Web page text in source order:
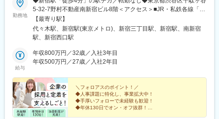
勤務地
5-32-7野村不動産南新宿ビル8階＜アクセス＞■JR・私鉄各線「新
宿駅」新南口より徒歩4分■東京メトロ各線「新宿三丁目駅」E8出
口より徒歩3分■総武線 「代々木駅」 東口より徒歩5分■小田急小
田原線 「新宿駅」 南口より徒歩7分■京王線 「新宿駅」 JR中央西
【最寄り駅】
代々木駅、新宿駅(東京メトロ)、新宿三丁目駅、新宿駅、南新宿
駅、新宿西口駅
給与
年収800万円／32歳／入社3年目
年収500万円／27歳／入社2年目
＼フォロアスのポイント！／
◆人事課題に特化し、事業拡大中！
◆手厚いフォローで未経験も歓迎！
◆年休130日でオン・オフ抜群！